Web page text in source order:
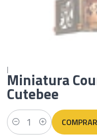
|Miniatura
Cutebee
Cantidad